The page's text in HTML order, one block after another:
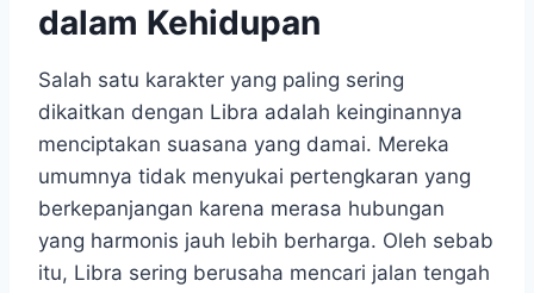
dalam Kehidupan
Salah satu karakter yang paling sering
dikaitkan dengan Libra adalah keinginannya
menciptakan suasana yang damai. Mereka
umumnya tidak menyukai pertengkaran yang
berkepanjangan karena merasa hubungan
yang harmonis jauh lebih berharga. Oleh sebab
itu, Libra sering berusaha mencari jalan tengah